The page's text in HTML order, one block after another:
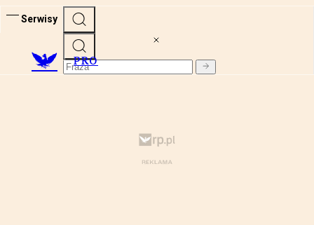
Serwisy
PRO